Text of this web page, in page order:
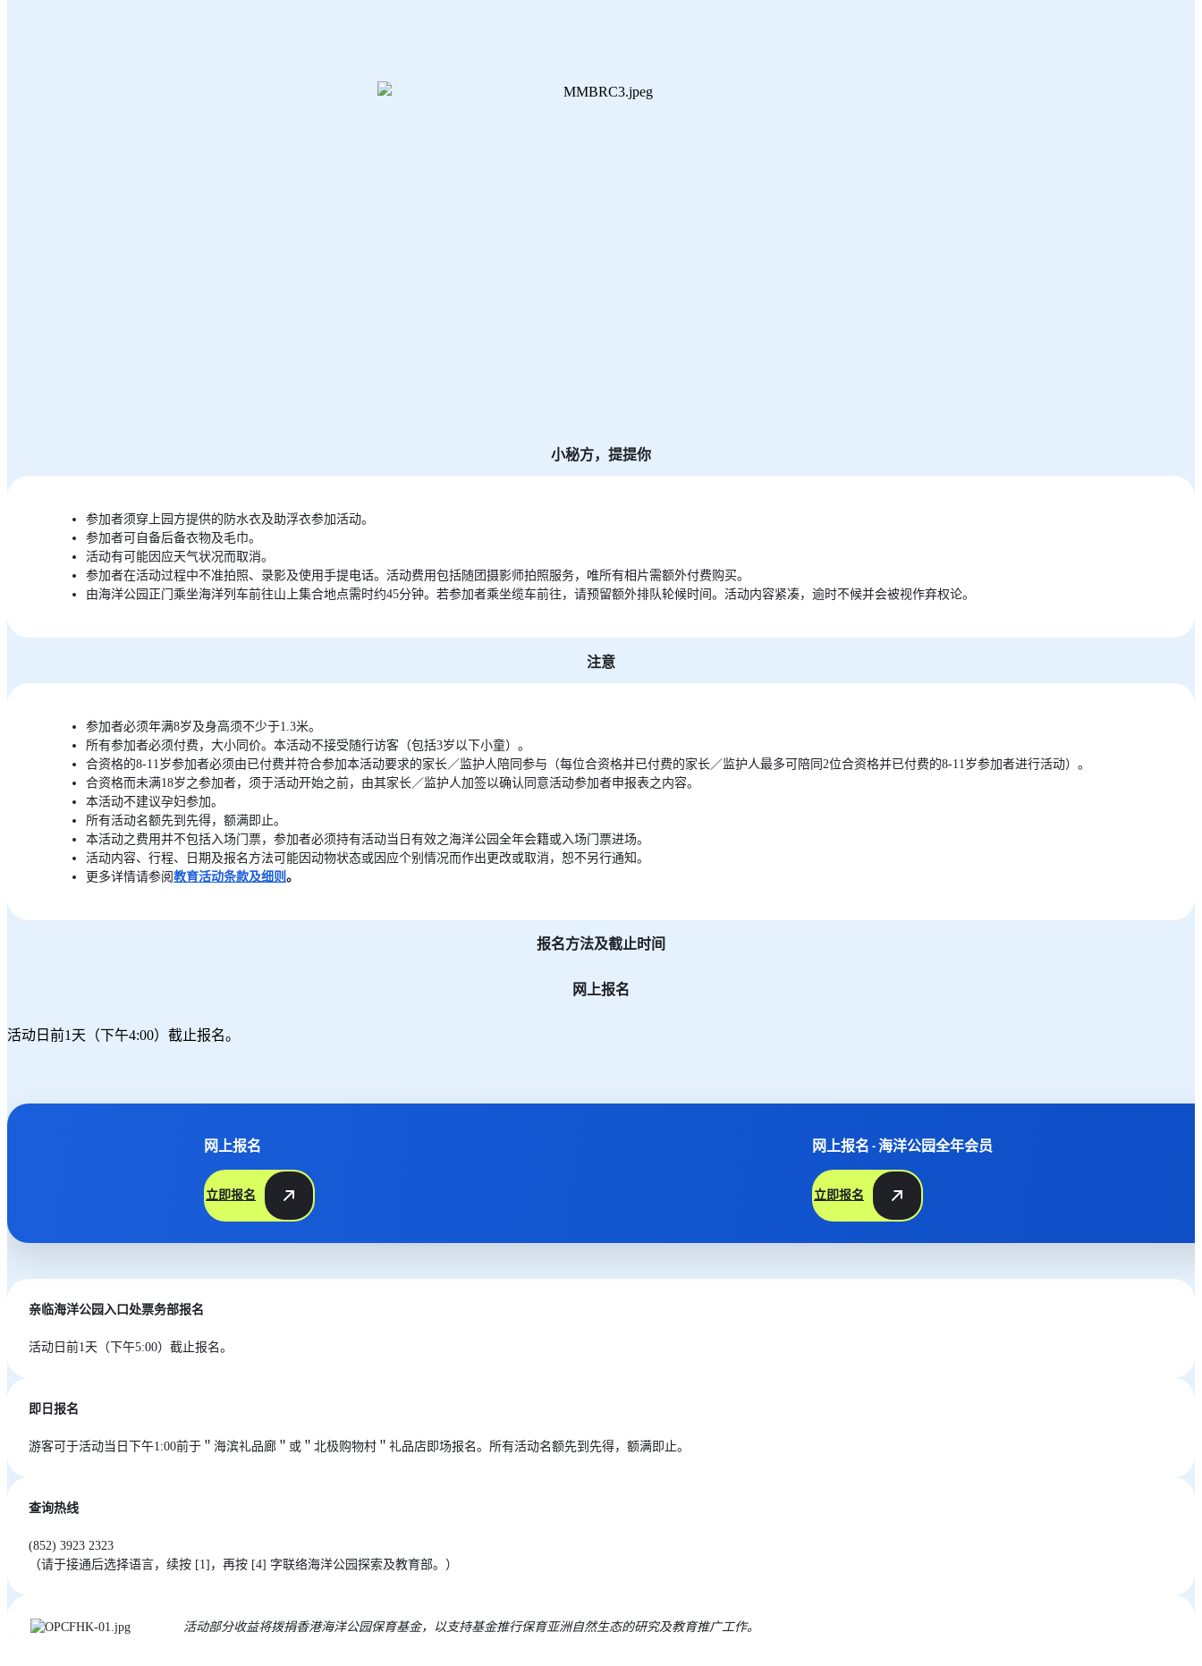
小秘方，提提你
参加者须穿上园方提供的防水衣及助浮衣参加活动。
参加者可自备后备衣物及毛巾。
活动有可能因应天气状况而取消。
参加者在活动过程中不准拍照、录影及使用手提电话。活动费用包括随团摄影师拍照服务，唯所有相片需额外付费购买。
由海洋公园正门乘坐海洋列车前往山上集合地点需时约45分钟。若参加者乘坐缆车前往，请预留额外排队轮候时间。活动内容紧凑，逾时不候并会被视作弃权论。
注意
参加者必须年满8岁及身高须不少于1.3米。
所有参加者必须付费，大小同价。本活动不接受随行访客（包括3岁以下小童）。
合资格的8-11岁参加者必须由已付费并符合参加本活动要求的家长／监护人陪同参与（每位合资格并已付费的家长／监护人最多可陪同2位合资格并已付费的8-11岁参加者进行活动）。
合资格而未满18岁之参加者，须于活动开始之前，由其家长／监护人加签以确认同意活动参加者申报表之内容。
本活动不建议孕妇参加。
所有活动名额先到先得，额满即止。
本活动之费用并不包括入场门票，参加者必须持有活动当日有效之海洋公园全年会籍或入场门票进场。
活动内容、行程、日期及报名方法可能因动物状态或因应个别情况而作出更改或取消，恕不另行通知。
更多详情请参阅 教育活动条款及细则 。
报名方法及截止时间
网上报名
活动日前1天（下午4:00）截止报名。
网上报名
立即报名
网上报名 - 海洋公园全年会员
立即报名
亲临海洋公园入口处票务部报名
活动日前1天（下午5:00）截止报名。
即日报名
游客可于活动当日下午1:00前于＂海滨礼品廊＂或＂北极购物村＂礼品店即场报名。所有活动名额先到先得，额满即止。
查询热线
(852) 3923 2323
（请于接通后选择语言，续按 [1]，再按 [4] 字联络海洋公园探索及教育部。）
活动部分收益将拨捐香港海洋公园保育基金，以支持基金推行保育亚洲自然生态的研究及教育推广工作。